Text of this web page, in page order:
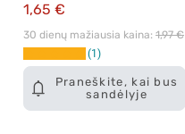
Praneškite, kai bus
sandėlyje
1,65 €
30 dienų mažiausia kaina: 1,97 €
1